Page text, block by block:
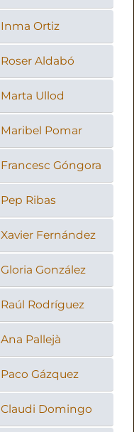
Inma Ortiz
Roser Aldabó
Marta Ullod
Maribel Pomar
Francesc Góngora
Pep Ribas
Xavier Fernández
Gloria González
Raúl Rodríguez
Ana Pallejà
Paco Gázquez
Claudi Domingo